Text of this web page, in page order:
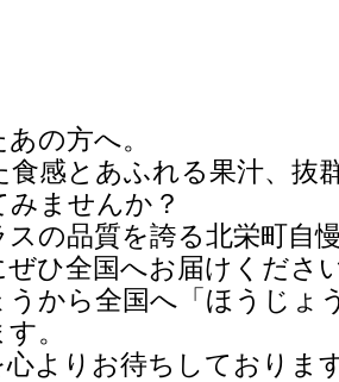
の方へ。
食感とあふれる果汁、抜
ませんか？
の品質を誇る北栄町自
ぜひ全国へお届けくださ
から全国へ「ほうじょ
。
心よりお待ちしておりま